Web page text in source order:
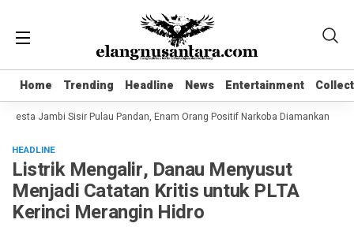
Home Trending Headline News Entertainment
Home Trending Headline News Entertainment
Jambi Sisir Pulau Pandan, Enam Orang Positif Narkoba Diamankan
HEADLINE
Listrik Mengalir, Danau Menyusut
Menjadi Catatan Kritis untuk PLTA
Kerinci Merangin Hidro